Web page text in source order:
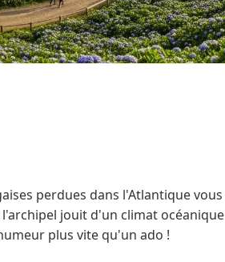
perdues dans l'Atlantique
jouit d'un climat
plus vite qu'un ado !